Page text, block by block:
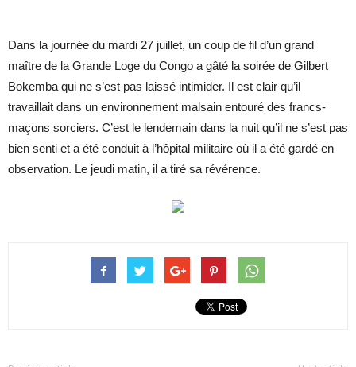
Dans la journée du mardi 27 juillet, un coup de fil d’un grand
maître de la Grande Loge du Congo a gâté la soirée de Gilbert
Bokemba qui ne s’est pas laissé intimider. Il est clair qu’il
travaillait dans un environnement malsain entouré des francs-
maçons sorciers. C’est le lendemain dans la nuit qu’il ne s’est pas
bien senti et a été conduit à l’hôpital militaire où il a été gardé en
observation. Le jeudi matin, il a tiré sa révérence.